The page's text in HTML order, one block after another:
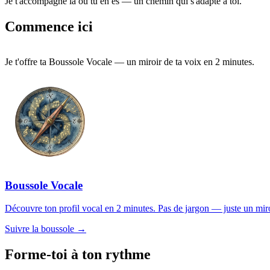
Commence ici
Je t'offre ta Boussole Vocale — un miroir de ta voix en 2 minutes.
Boussole Vocale
Découvre ton profil vocal en 2 minutes. Pas de jargon — juste un
Suivre la boussole →
Forme-toi à ton rythme